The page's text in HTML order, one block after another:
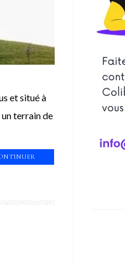
et situé à
un terrain de